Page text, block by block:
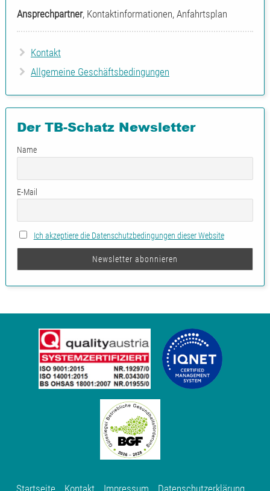
Ansprechpartner, Kontaktinformationen, Anfahrtsplan
Kontakt
Allgemeine Geschäftsbedingungen
Der TB-Schatz Newsletter
Name
E-Mail
Ich akzeptiere die Datenschutzbedingungen dieser Website